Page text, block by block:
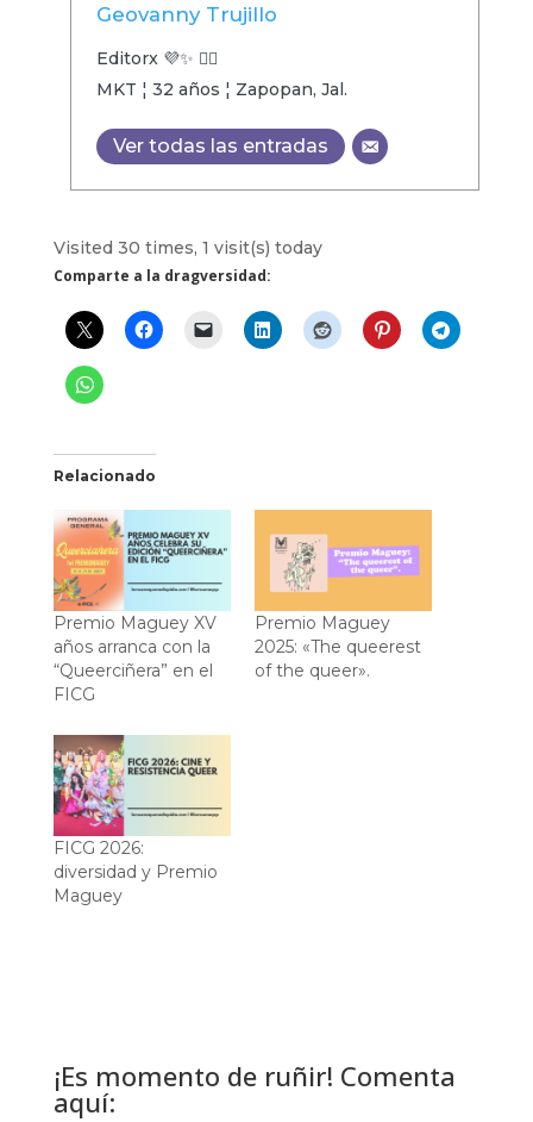
Geovanny Trujillo
Editorx 💜✨ 🏳️‍🌈
MKT ¦ 32 años ¦ Zapopan, Jal.
Ver todas las entradas
Visited 30 times, 1 visit(s) today
Comparte a la dragversidad:
Relacionado
Premio Maguey XV
años arranca con la
“Queerciñera” en el
FICG
Premio Maguey
2025: «The queerest
of the queer».
FICG 2026:
diversidad y Premio
Maguey
¡Es momento de ruñir! Comenta
aquí: